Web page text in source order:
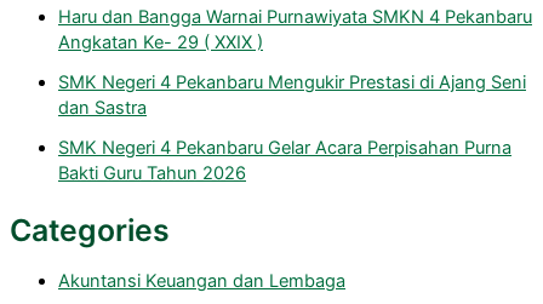
Haru dan Bangga Warnai Purnawiyata SMKN 4 Pekanbaru
Angkatan Ke- 29 ( XXIX )
SMK Negeri 4 Pekanbaru Mengukir Prestasi di Ajang Seni
dan Sastra
SMK Negeri 4 Pekanbaru Gelar Acara Perpisahan Purna
Bakti Guru Tahun 2026
Categories
Akuntansi Keuangan dan Lembaga